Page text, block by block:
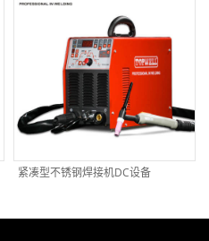
紧凑型不锈钢焊接机DC设备